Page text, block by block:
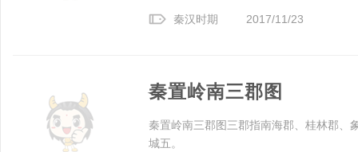
秦汉时期 2017/11/23
秦置岭南三郡图
秦置岭南三郡图三郡指南海郡、桂林郡、
城五。